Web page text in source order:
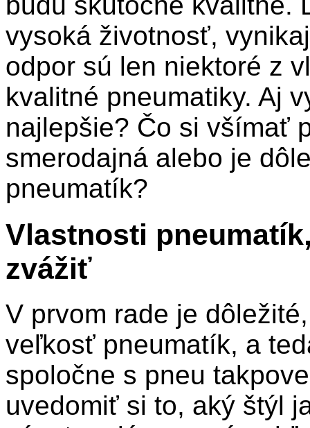
vysoká životnosť,
odpor sú len niektoré z
kvalitné pneumatiky. Aj
najlepšie? Čo si všímať
smerodajná alebo je
pneumatík?
Vlastnosti
zvážiť
V prvom rade je
veľkosť pneumatík, a
spoločne s pneu
uvedomiť si to, aký štýl